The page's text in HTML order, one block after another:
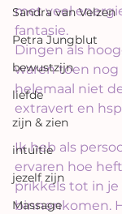
Sandra van Velzen
Petra Jungblut
bewustzijn
liefde
zijn & zien
intuïtie
jezelf zijn
Massage
met veel
fantasie.
Dingen als
waren toen
helemaal niet
extravert en
Ik heb als
ervaren hoe
prikkels tot in je
binnenkomen.